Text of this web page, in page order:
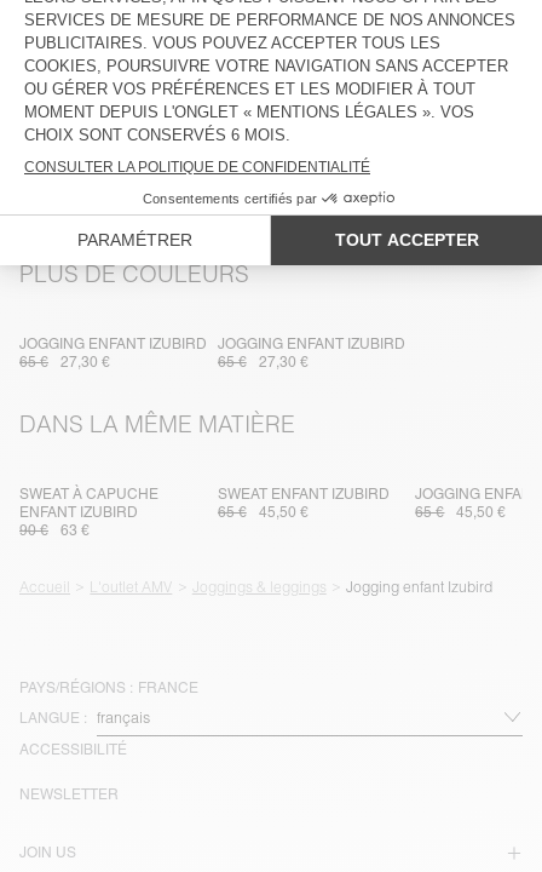
TAILLE ET COUPE
COMPOSITION
ENTRETIEN
TRAÇABILITÉ
LIVRAISON ET RETOURS
PLUS DE COULEURS
JOGGING ENFANT IZUBIRD
65 €
27,30 €
JOGGING ENFANT IZUBIRD
65 €
27,30 €
DANS LA MÊME MATIÈRE
SWEAT À CAPUCHE
ENFANT IZUBIRD
90 €
63 €
SWEAT ENFANT IZUBIRD
65 €
45,50 €
JOGGING
65 €
45,50 €
Accueil L'outlet AMV Joggings & leggings Jogging enfant Izubird
PAYS/RÉGIONS : FRANCE
LANGUE :
ACCESSIBILITÉ
JOIN US
NEWSLETTER